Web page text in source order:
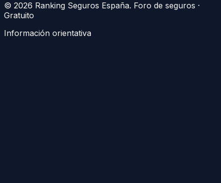
© 2026 Ranking Seguros España. Foro de seguros ·
Gratuito
Información orientativa